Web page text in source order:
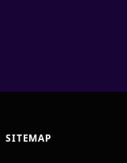
SITEMAP